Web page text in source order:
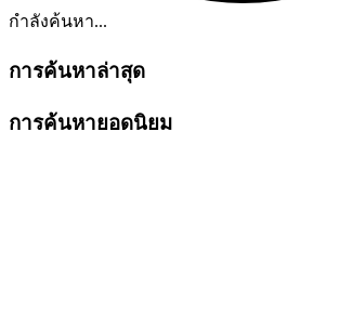
กำลังค้นหา...
การค้นหาล่าสุด
การค้นหายอดนิยม